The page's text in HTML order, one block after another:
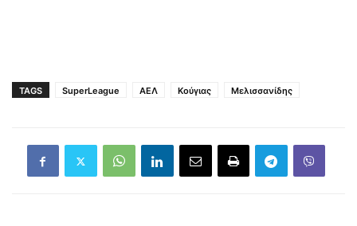
TAGS SuperLeague ΑΕΛ Κούγιας Μελισσανίδης